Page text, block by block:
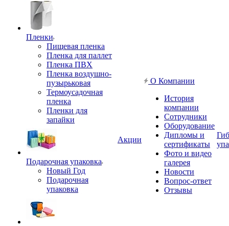
Пленки
Пищевая пленка
Пленка для паллет
Пленка ПВХ
Пленка воздушно-
пузырьковая
Термоусадочная
пленка
Пленки для
запайки
Подарочная упаковка
Новый Год
Подарочная
упаковка
Акции
О Компании
История
компании
Сотрудники
Оборудование
Дипломы и
сертификаты
Фото и видео
галерея
Новости
Вопрос-ответ
Отзывы